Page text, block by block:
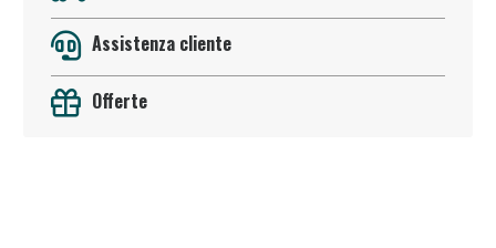
Assistenza cliente
Offerte